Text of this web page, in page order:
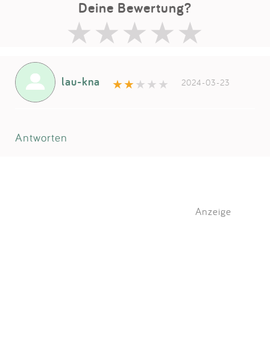
Deine Bewertung?
lau-kna 2024-03-23
Antworten
Anzeige